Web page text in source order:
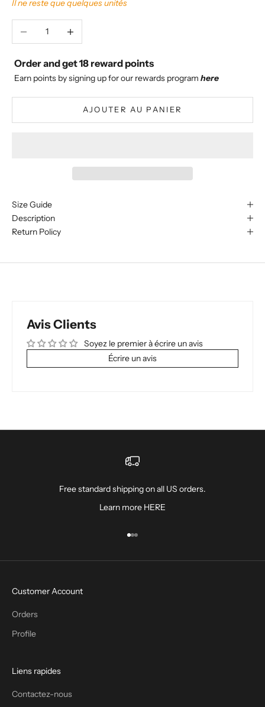
Il ne reste que quelques unités
Diminuer la quantité
Order and get18 reward points
Earn points by signing up for our rewards program here
AJOUTER AU PANIER
Size Guide
Description
Return Policy
Avis Clients
Soyez le premier à écrire un avis
Écrire un avis
Free standard shipping on all US orders.
Learn more HERE
Aller à l'élément 1
Aller à l'élément 2
Aller à l'élément 3
Customer Account
Orders
Profile
Liens rapides
Contactez-nous